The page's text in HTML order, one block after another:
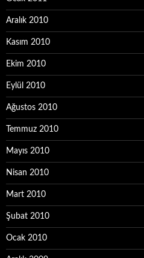
Aralık 2010
Kasım 2010
Ekim 2010
Eylül 2010
Ağustos 2010
Temmuz 2010
Mayıs 2010
Nisan 2010
Mart 2010
Şubat 2010
Ocak 2010